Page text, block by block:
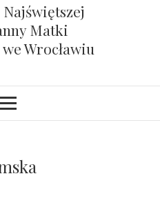
Matki
Wrocławiu